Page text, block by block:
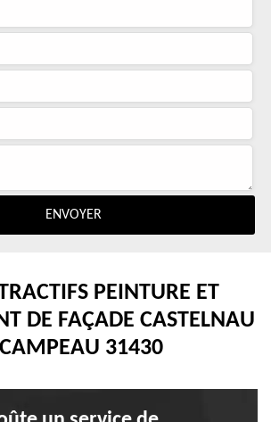
PEINTURE ET
DE FAÇADE CASTELNAU
31430